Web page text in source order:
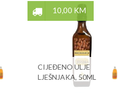
10,00 KM
CIJEĐENO ULJE
LJEŠNJAKA, 50ML